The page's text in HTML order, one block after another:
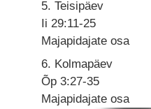
5. Teisipäev
Ii 29:11-25
Majapidajate osa
6. Kolmapäev
Õp 3:27-35
Majapidajate osa